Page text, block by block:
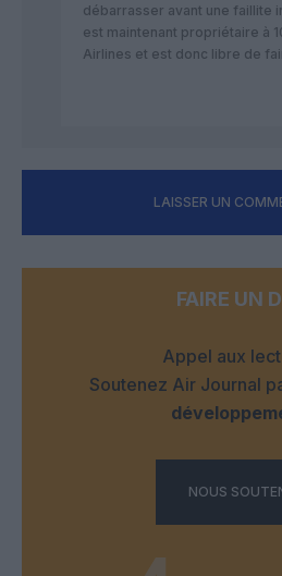
débarrasser avant une faillite
est maintenant propriétaire à
Airlines et est donc libre de
LAISSER UN
FAIRE UN
Appel aux
Soutenez Air Journal
NOUS